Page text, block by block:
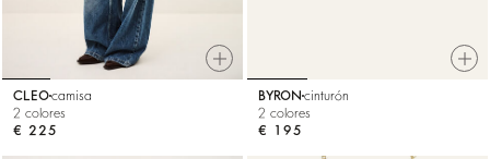
CLEOcamisa
2 colores
€ 225
BYRON cinturón
2 colores
€ 195